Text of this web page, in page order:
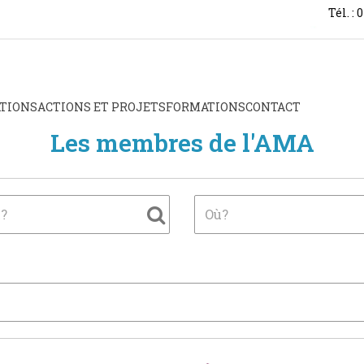
Tél. :
ACTIONS ET PROJETSFORMATIONSCONTACT
Les membres de l'AMA